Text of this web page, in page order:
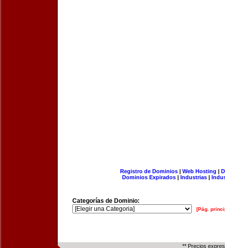
Registro de Dominios| Web Hosting |
Dominios Expirados | Industrias |
Categorías de Dominio:
[Pág.
** Precios